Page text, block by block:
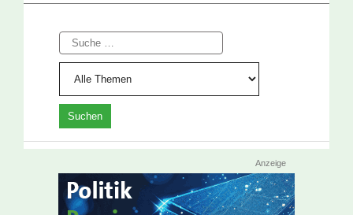
Suche
Anzeige